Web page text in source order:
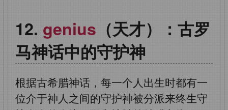
genius （天才）：古罗
马神话中的守护神
根据古希腊神话，每一个人出生时都有一
位介于神人之间的守护神被分派来终生守